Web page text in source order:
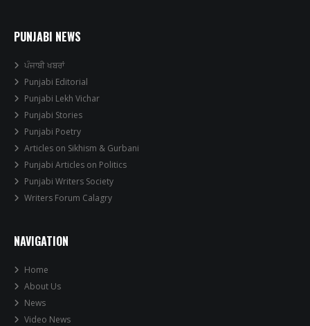
PUNJABI NEWS
ਪੰਜਾਬੀ ਖਬਰਾਂ
Punjabi Editorial
Punjabi Lekh Vichar
Punjabi Stories
Punjabi Poetry
Articles on Sikhism & Gurbani
Punjabi Articles on Politics
Punjabi Writers Society
Writers Forum Calagry
NAVIGATION
Home
About Us
News
Video News